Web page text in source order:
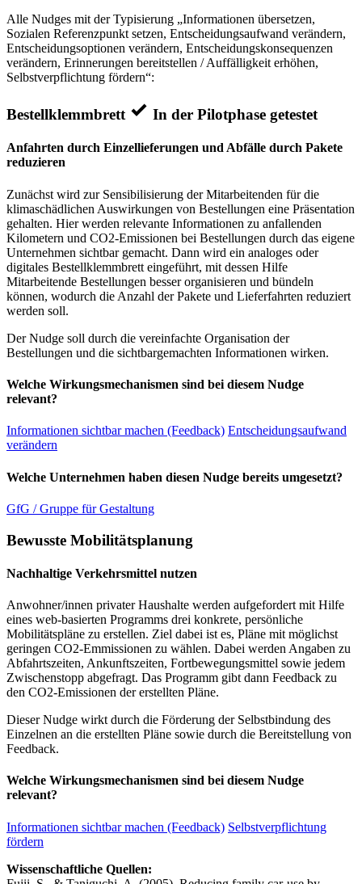
Alle Nudges mit der Typisierung „Informationen übersetzen,
Sozialen Referenzpunkt setzen, Entscheidungsaufwand verändern,
Entscheidungsoptionen verändern, Entscheidungskonsequenzen
verändern, Erinnerungen bereitstellen / Auffälligkeit erhöhen,
Selbstverpflichtung fördern“:
Bestellklemmbrett In der Pilotphase getestet
Anfahrten durch Einzellieferungen und Abfälle durch Pakete
reduzieren
Zunächst wird zur Sensibilisierung der Mitarbeitenden für die
klimaschädlichen Auswirkungen von Bestellungen eine Präsentation
gehalten. Hier werden relevante Informationen zu anfallenden
Kilometern und CO2-Emissionen bei Bestellungen durch das eigene
Unternehmen sichtbar gemacht. Dann wird ein analoges oder
digitales Bestellklemmbrett eingeführt, mit dessen Hilfe
Mitarbeitende Bestellungen besser organisieren und bündeln
können, wodurch die Anzahl der Pakete und Lieferfahrten reduziert
werden soll.
Der Nudge soll durch die vereinfachte Organisation der
Bestellungen und die sichtbargemachten Informationen wirken.
Welche Wirkungsmechanismen sind bei diesem Nudge
relevant?
Informationen sichtbar machen (Feedback) Entscheidungsaufwand
verändern
Welche Unternehmen haben diesen Nudge bereits umgesetzt?
GfG / Gruppe für Gestaltung
Bewusste Mobilitätsplanung
Nachhaltige Verkehrsmittel nutzen
Anwohner/innen privater Haushalte werden aufgefordert mit Hilfe
eines web-basierten Programms drei konkrete, persönliche
Mobilitätspläne zu erstellen. Ziel dabei ist es, Pläne mit möglichst
geringen CO2-Emmissionen zu wählen. Dabei werden Angaben zu
Abfahrtszeiten, Ankunftszeiten, Fortbewegungsmittel sowie jedem
Zwischenstopp abgefragt. Das Programm gibt dann Feedback zu
den CO2-Emissionen der erstellten Pläne.
Dieser Nudge wirkt durch die Förderung der Selbstbindung des
Einzelnen an die erstellten Pläne sowie durch die Bereitstellung von
Feedback.
Welche Wirkungsmechanismen sind bei diesem Nudge
relevant?
Informationen sichtbar machen (Feedback) Selbstverpflichtung
fördern
Wissenschaftliche Quellen: